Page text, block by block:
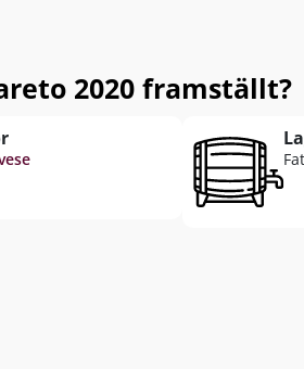
2020 framställt?